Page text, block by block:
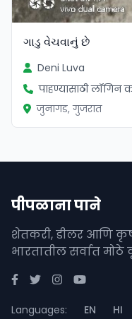
ગાડુ વેચવાનું છે
Deni Luva
पाहण्यासाठी लॉगिन
जुनागड, गुजरात
पीपळाना पाने
शेतकरी, डीलर आणि
भारतातील सर्वात मोठे
Languages: EN HI